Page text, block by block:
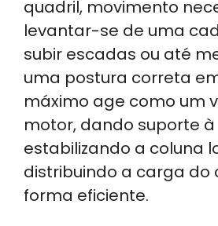
quadril, movimento
levantar-se de uma
subir escadas ou até
uma postura correta
máximo age como um
motor, dando suporte à
estabilizando a coluna
distribuindo a carga do
forma eficiente.